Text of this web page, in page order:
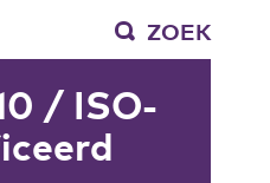
ZOEK
/ ISO-